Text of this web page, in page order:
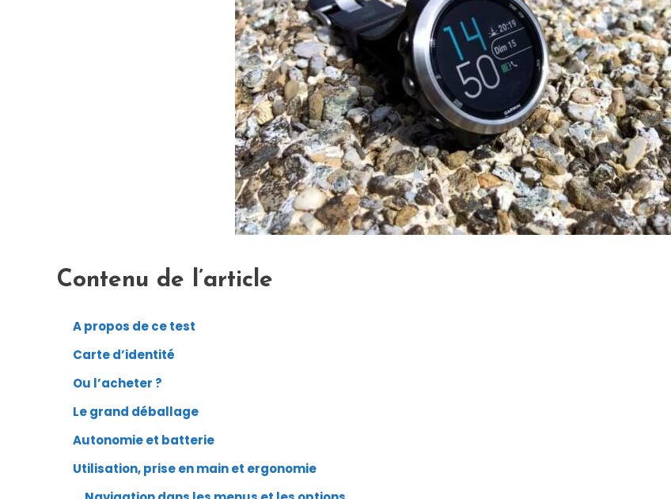
Contenu de l’article
A propos de ce test
Carte d’identité
Ou l’acheter ?
Le grand déballage
Autonomie et batterie
Utilisation, prise en main et ergonomie